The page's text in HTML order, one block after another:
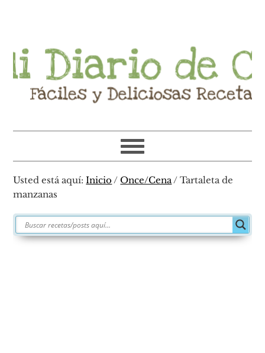
principal
principal
barra
lateral
primaria
de
página
Usted está aquí:Inicio / Once/Cena/ Tartaleta de
manzanas